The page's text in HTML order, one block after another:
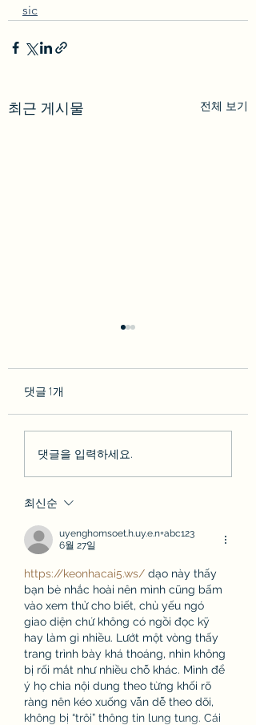
sic
최근 게시물 전체 보기
및 이벤트 정보 (6/20)
안녕하세요! 로스앤젤레스
카운티 미술관(LACMA)에
서 열리는 역대 최대 규모의
축제, 'LACMA 블록 파티
년간 준비해 온 새로운 '데
이비드 게펜 갤러리(David
Geffen Galleries)'의 그랜드
오프닝을 기념하여 윌셔 블
루버드(Wilshire Blvd) 일부
구간을 통제
댓글 1개
댓글을 입력하세요.
최신순
uyenghomsoet.h.uy.e.n+abc123
6월 27일
https://keonhacai5.ws/ dạo này thấy
bạn bè nhắc hoài nên mình cũng bấm
vào xem thử cho biết, chủ yếu ngó
giao diện chứ không có ngồi đọc kỹ
hay làm gì nhiều. Lướt một vòng thấy
trang trình bày khá thoáng, nhìn không
bị rối mắt như nhiều chỗ khác. Mình để
ý họ chia nội dung theo từng khối rõ
ràng nên kéo xuống vẫn dễ theo dõi,
không bị “trôi” thông tin lung tung. Cái